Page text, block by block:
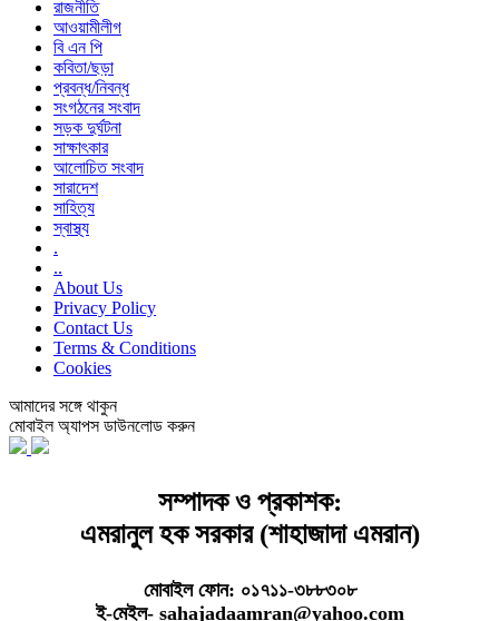
রাজনীতি
আওয়ামীলীগ
বি এন পি
কবিতা/ছড়া
প্রবন্ধ/নিবন্ধ
সংগঠনের সংবাদ
সড়ক দুর্ঘটনা
সাক্ষাৎকার
আলোচিত সংবাদ
সারাদেশ
সাহিত্য
স্বাস্থ্য
.
..
About Us
Privacy Policy
Contact Us
Terms & Conditions
Cookies
আমাদের সঙ্গে থাকুন
মোবাইল অ্যাপস ডাউনলোড করুন
সম্পাদক ও প্রকাশক:
এমরানুল হক সরকার (শাহাজাদা এমরান)
মোবাইল ফোন: ০১৭১১-৩৮৮৩০৮
ই-মেইল- sahajadaamran@yahoo.com